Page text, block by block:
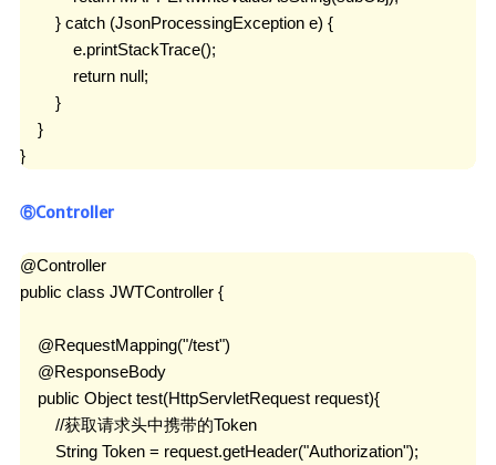
        } catch (JsonProcessingException e) {
            e.printStackTrace();
            return null;
        }
    }
}
⑥Controller
@Controller
public class JWTController {
    @RequestMapping("/test")
    @ResponseBody
    public Object test(HttpServletRequest request){
        //获取请求头中携带的Token
        String Token = request.getHeader("Authorization");